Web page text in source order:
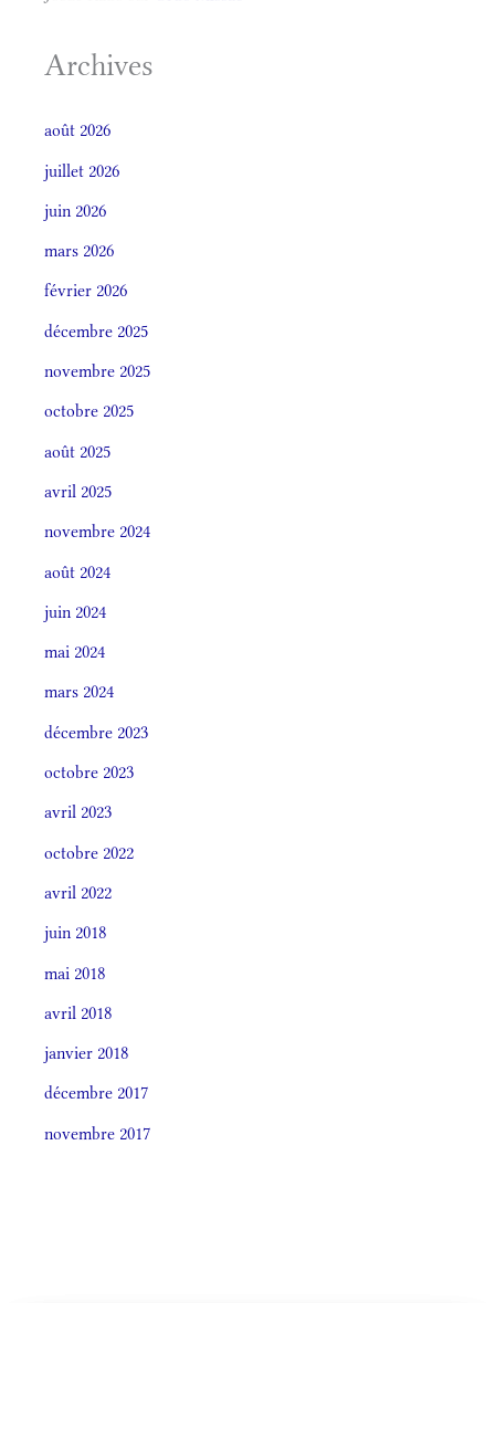
Archives
août 2026
juillet 2026
juin 2026
mars 2026
février 2026
décembre 2025
novembre 2025
octobre 2025
août 2025
avril 2025
novembre 2024
août 2024
juin 2024
mai 2024
mars 2024
décembre 2023
octobre 2023
avril 2023
octobre 2022
avril 2022
juin 2018
mai 2018
avril 2018
janvier 2018
décembre 2017
novembre 2017